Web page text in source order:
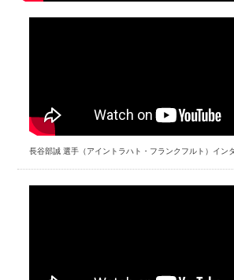
長谷部誠 選手（アイントラハト・フランクフルト）イン